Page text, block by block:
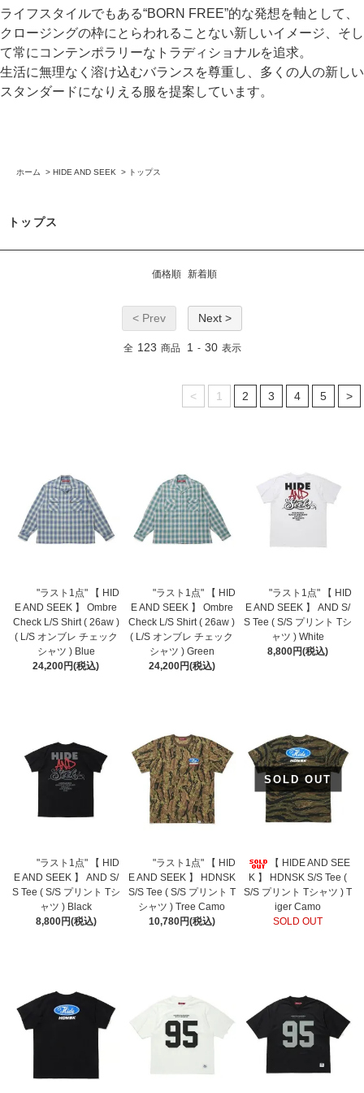
ライフスタイルでもある“BORN FREE”的な発想を軸として、
クロージングの枠にとらわれることない新しいイメージ、そし
て常にコンテンポラリーなトラディショナルを追求。
生活に無理なく溶け込むバランスを尊重し、多くの人の新しい
スタンダードになりえる服を提案しています。
ホーム > HIDE AND SEEK > トップス
トップス
価格順 新着順
< Prev Next >
全 123 商品 1 - 30 表示
< 1 2 3 4 5 >
"ラスト1点" 【 HID
E AND SEEK 】 Ombre
Check L/S Shirt ( 26aw )
( L/S オンブレ チェック
シャツ ) Blue
24,200円(税込)
"ラスト1点" 【 HID
E AND SEEK 】 Ombre
Check L/S Shirt ( 26aw )
( L/S オンブレ チェック
シャツ ) Green
24,200円(税込)
"ラスト1点" 【 HID
E AND SEEK 】 AND S/
S Tee ( S/S プリント Tシ
ャツ ) White
8,800円(税込)
"ラスト1点" 【 HID
E AND SEEK 】 AND S/
S Tee ( S/S プリント Tシ
ャツ ) Black
8,800円(税込)
"ラスト1点" 【 HID
E AND SEEK 】 HDNSK
S/S Tee ( S/S プリント T
シャツ ) Tree Camo
10,780円(税込)
SOLD OUT
【 HIDE AND SEE
K 】 HDNSK S/S Tee (
S/S プリント Tシャツ ) T
iger Camo
SOLD OUT